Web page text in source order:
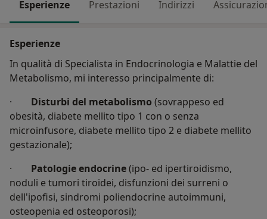
Esperienze Prestazioni Indirizzi
Esperienze
In qualità di Specialista in Endocrinologia e Malattie del
Metabolismo, mi interesso principalmente di:
· Disturbi del metabolismo (sovrappeso ed
obesità, diabete mellito tipo 1 con o senza
microinfusore, diabete mellito tipo 2 e diabete mellito
gestazionale);
· Patologie endocrine(ipo- ed ipertiroidismo,
noduli e tumori tiroidei, disfunzioni dei surreni o
dell'ipofisi, sindromi poliendocrine autoimmuni,
osteopenia ed osteoporosi);